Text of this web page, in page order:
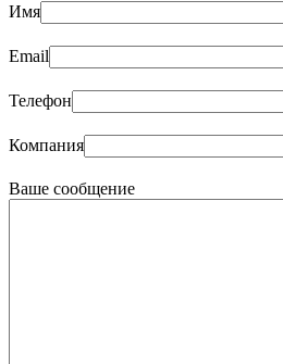
Имя
Email
Телефон
Компания
Ваше сообщение